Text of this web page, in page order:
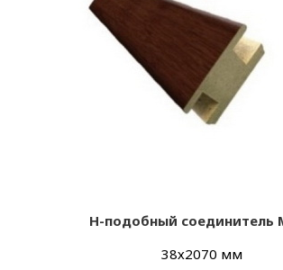
Н-подобный
38х2070 мм